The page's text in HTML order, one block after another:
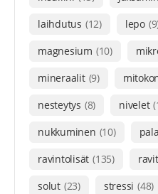
laihdutus (12) lepo
magnesium (10)
mineraalit (9)
nesteytys (8) nivelet
nukkuminen (10)
ravintolisät (135)
solut (23) stressi (48)